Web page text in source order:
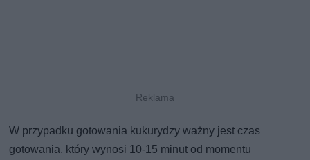
W przypadku gotowania kukurydzy ważny jest czas
gotowania, który wynosi 10-15 minut od momentu